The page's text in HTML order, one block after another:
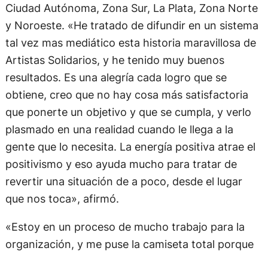
Ciudad Autónoma, Zona Sur, La Plata, Zona Norte
y Noroeste. «He tratado de difundir en un sistema
tal vez mas mediático esta historia maravillosa de
Artistas Solidarios, y he tenido muy buenos
resultados. Es una alegría cada logro que se
obtiene, creo que no hay cosa más satisfactoria
que ponerte un objetivo y que se cumpla, y verlo
plasmado en una realidad cuando le llega a la
gente que lo necesita. La energía positiva atrae el
positivismo y eso ayuda mucho para tratar de
revertir una situación de a poco, desde el lugar
que nos toca», afirmó.
«Estoy en un proceso de mucho trabajo para la
organización, y me puse la camiseta total porque